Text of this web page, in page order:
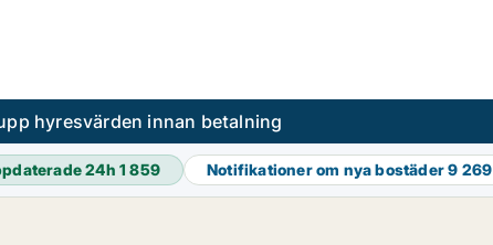
hyresvärden innan betalning
24h1 859 Notifikationer om nya bostäder9 269